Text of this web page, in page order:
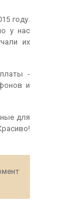
году.
у нас
их
-
и
для